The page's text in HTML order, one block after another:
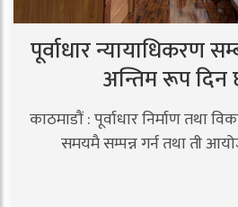
पूर्वाधार न्यायाधिकरण
अन्तिम रूप
काठमाडौं : पूर्वाधार निर्माण तथा
समयमै सम्पन्न गर्न तथा ती